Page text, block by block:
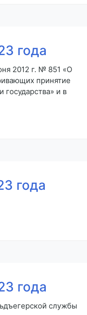
года
2012 г. № 851 «О
принятие
и в
года
года
службы